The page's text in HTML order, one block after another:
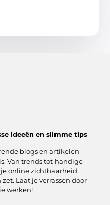
ideeën en slimme tips
blogs en artikelen
Van trends tot handige
online zichtbaarheid
Laat je verrassen door
werken!